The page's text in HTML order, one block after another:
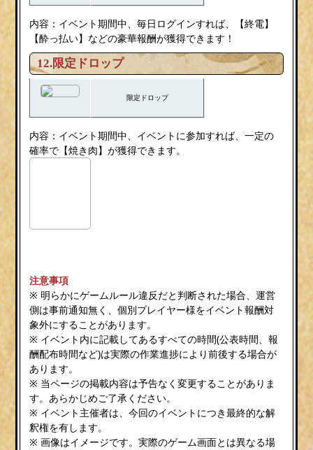
内容：イベント期間中、毎日ログインすれば、【終電】
【酔っ払い】などの豪華報酬が獲得できます！
12.限定ドロップ
限定ドロップ
内容：イベント期間中、イベントに参加すれば、一定の
確率で【焼き肉】が獲得できます。
注意事項
※ 明らかにゲームルール違反だと判断された場合、運営
側は事前通知無く、個別プレイヤー様をイベント報酬対
象外にすることがあります。
※ イベント内に記載してあるすべての時間(公表時間、報
酬配布時間など)は実際の作業進捗により前後する場合が
あります。
※ 当ページの掲載内容は予告なく変更することがありま
す。あらかじめご了承ください。
※ イベント主催者は、今回のイベントにつき最終的な解
釈権を有します。
※ 画像はイメージです。実際のゲーム画面とは異なる場